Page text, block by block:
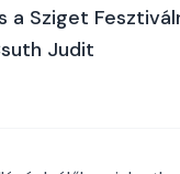
a Sziget
Judit